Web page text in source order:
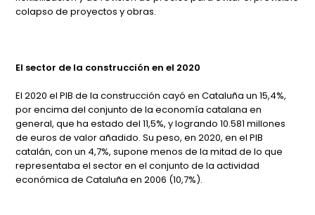
colapso de proyectos y obras.
El sector de la construcción en el 2020
El 2020 el PIB de la construcción cayó en Cataluña un 15,4%,
por encima del conjunto de la economía catalana en
general, que ha estado del 11,5%, y logrando 10.581 millones
de euros de valor añadido. Su peso, en 2020, en el PIB
catalán, con un 4,7%, supone menos de la mitad de lo que
representaba el sector en el conjunto de la actividad
económica de Cataluña en 2006 (10,7%).